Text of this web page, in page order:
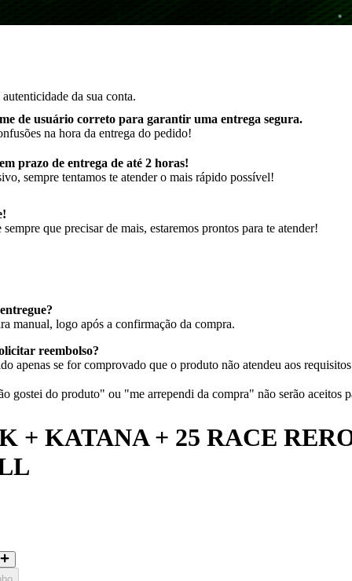
da sua conta.
de usuário correto para garantir uma entrega segura.
na hora da entrega do pedido!
prazo de entrega de até 2 horas!
sempre tentamos te atender o mais rápido possível!
que precisar de mais, estaremos prontos para te atender!
manual, logo após a confirmação da compra.
reembolso?
apenas se for comprovado que o produto não atendeu aos
gostei do produto" ou "me arrependi da compra" não serão aceitos
+ KATANA + 25 RACE